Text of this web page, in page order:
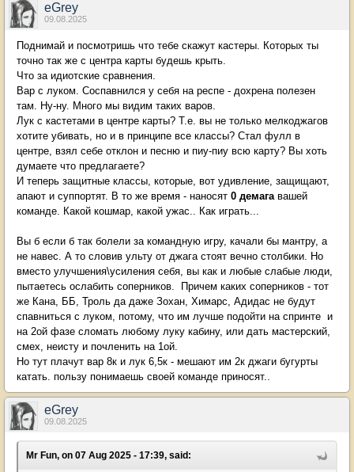
eGrey
09.08.2025
Поднимай и посмотришь что тебе скажут кастеры. Которых ты
точно так же с центра карты будешь крыть.
Что за идиотские сравнения.
Вар с луком. Соспавнился у себя на респе - дохрена полезен
там. Ну-ну. Много мы видим таких варов.
Лук с кастетами в центре карты? Т.е. вы не только мелкоджагов
хотите убивать, но и в принципе все классы? Стал фулл в
центре, взял себе отклон и песню и пиу-пиу всю карту? Вы хоть
думаете что предлагаете?
И теперь защитные классы, которые, вот удивление, защищают,
апают и суппортят. В то же время - наносят 0 демагавашей
команде. Какой кошмар, какой ужас.. Как играть...
Вы б если б так болели за командную игру, качали бы мантру, а
не навес. А то словив ульту от джага стоят вечно столбики. Но
вместо улучшения\усиления себя, вы как и любые слабые люди,
пытаетесь ослабить соперников. Причем каких соперников - тот
же Кана, ББ, Троль да даже Зохан, Химарс, Адидас не будут
спавниться с луком, потому, что им лучше подойти на спринте и
на 2ой фазе сломать любому луку кабину, или дать мастерский,
смех, неисту и почленить на 1ой.
Но тут плачут вар 8к и лук 6,5к - мешают им 2к джаги бугурты
катать. пользу понимаешь своей команде приносят..
eGrey
09.08.2025
Mr Fun, on 07 Aug 2025 - 17:39, said: